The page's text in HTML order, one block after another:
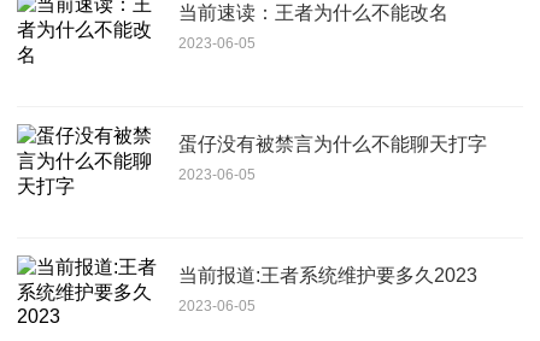
当前速读：王者为什么不能改名
2023-06-05
蛋仔没有被禁言为什么不能聊天打字
2023-06-05
当前报道:王者系统维护要多久2023
2023-06-05